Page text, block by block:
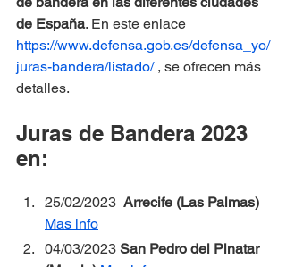
de España. En este enlace
https://www.defensa.gob.es/defensa_yo/
juras-bandera/listado/ , se ofrecen más
detalles.
Juras de Bandera 2023
en:
25/02/2023 Arrecife (Las Palmas)
Mas info
04/03/2023 San Pedro del Pinatar